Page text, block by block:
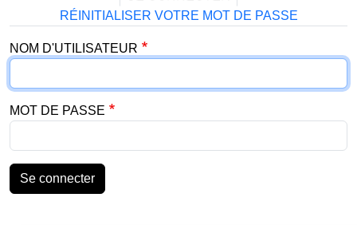
RÉINITIALISER VOTRE MOT DE PASSE
NOM D'UTILISATEUR
MOT DE PASSE
Se connecter